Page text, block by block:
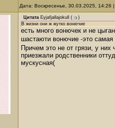
Дата: Воскресенье, 30.03.2025,
Цитата Eyjafjallajokull (
)
В жизни они ж жутко вонючие
есть много вонючек и не
шастаюти вонючие -это
Причем это не от грязи, у
приезжали родственники
мускусная(